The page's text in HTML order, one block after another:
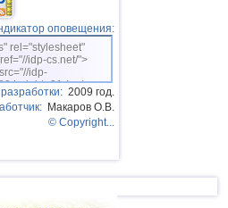
оповещения:
rel="stylesheet"
idp-cs.net/">
idp-
height=31 /></a>
2009 год.
Макаров О.В.
© Copyright...